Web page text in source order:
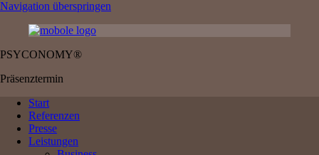
Navigation überspringen
PSYCONOMY®
Präsenztermin
Start
Referenzen
Presse
Leistungen